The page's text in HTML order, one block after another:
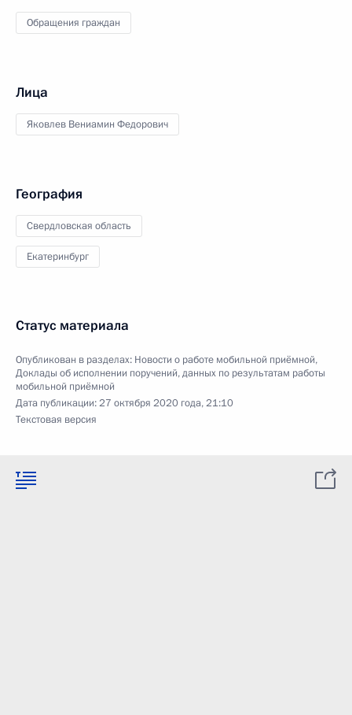
Обращения граждан
Лица
Яковлев Вениамин Федорович
География
Свердловская область
Екатеринбург
Статус материала
Опубликован в разделах: Новости о работе мобильной приёмной,
Доклады об исполнении поручений, данных по результатам работы
мобильной приёмной
Дата публикации:27 октября 2020 года, 21:10
Текстовая версия